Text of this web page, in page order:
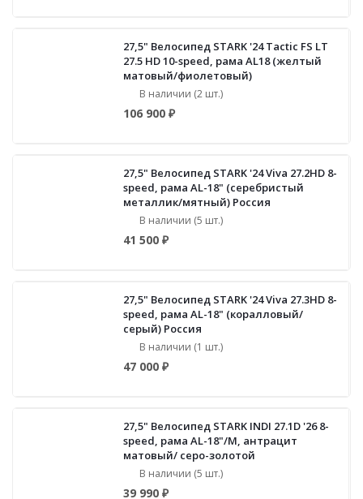
27,5" Велосипед STARK '24 Tactic FS LT
27.5 HD 10-speed, рама AL18 (желтый
матовый/фиолетовый)
В наличии (2 шт.)
106 900 ₽
27,5" Велосипед STARK '24 Viva 27.2HD 8-
speed, рама AL-18" (серебристый
металлик/мятный) Россия
В наличии (5 шт.)
41 500 ₽
27,5" Велосипед STARK '24 Viva 27.3HD 8-
speed, рама AL-18" (коралловый/
серый) Россия
В наличии (1 шт.)
47 000 ₽
27,5" Велосипед STARK INDI 27.1D '26 8-
speed, рама AL-18"/M, антрацит
матовый/ серо-золотой
В наличии (5 шт.)
39 990 ₽